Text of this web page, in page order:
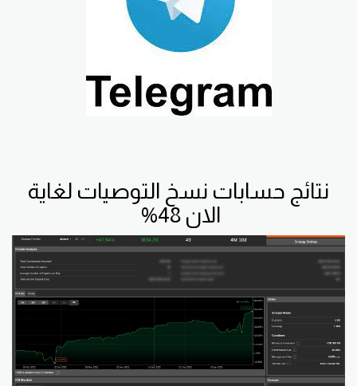
نتائج حسابات نسخ التوصيات لغاية
الان 48%